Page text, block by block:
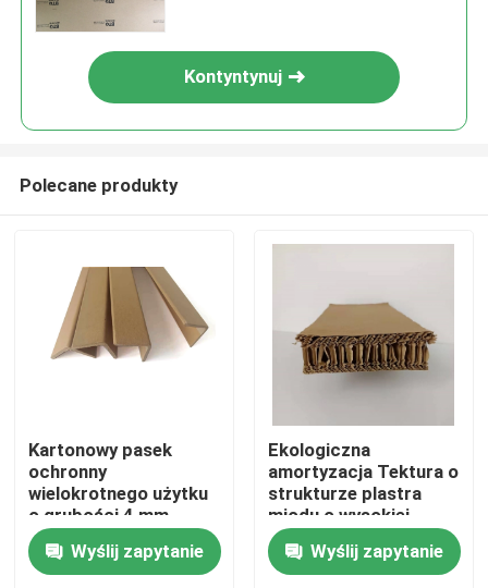
Dom
Kontyntynuj
Polecane produkty
Kartonowy pasek
ochronny
wielokrotnego użytku
o grubości 4 mm
Wyślij zapytanie
Ekologiczna
amortyzacja Tektura o
strukturze plastra
miodu o wysokiej
wytrzymałości
Wyślij zapytanie